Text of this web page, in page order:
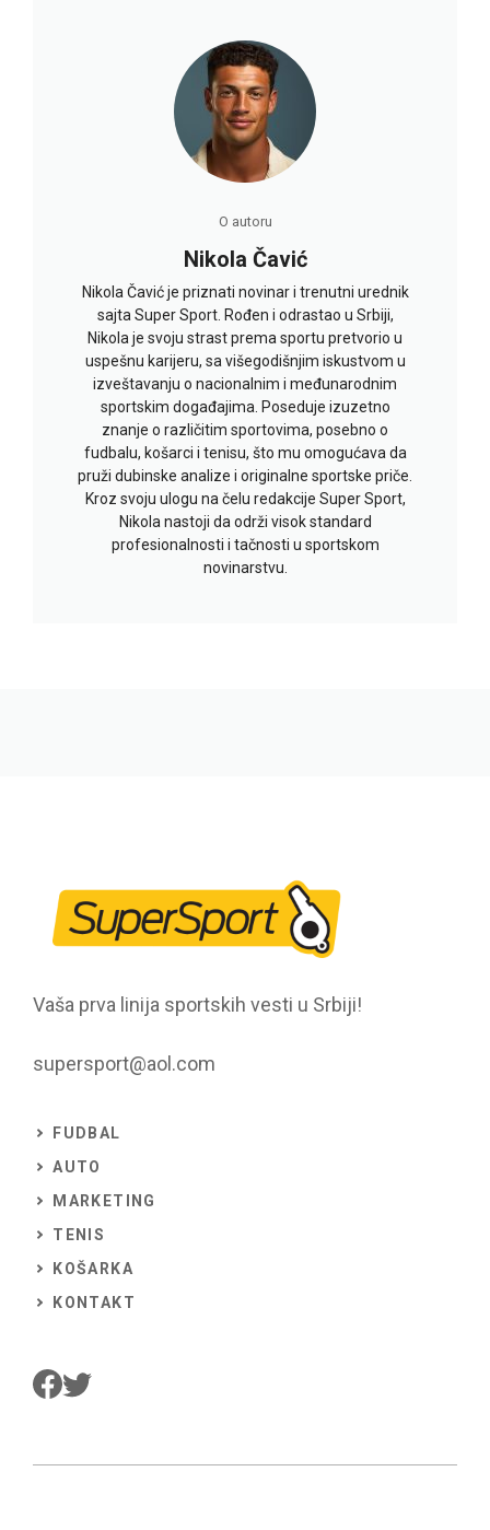
O autoru
Nikola Čavić
Nikola Čavić je priznati novinar i trenutni urednik
sajta Super Sport. Rođen i odrastao u Srbiji,
Nikola je svoju strast prema sportu pretvorio u
uspešnu karijeru, sa višegodišnjim iskustvom u
izveštavanju o nacionalnim i međunarodnim
sportskim događajima. Poseduje izuzetno
znanje o različitim sportovima, posebno o
fudbalu, košarci i tenisu, što mu omogućava da
pruži dubinske analize i originalne sportske priče.
Kroz svoju ulogu na čelu redakcije Super Sport,
Nikola nastoji da održi visok standard
profesionalnosti i tačnosti u sportskom
novinarstvu.
Vaša prva linija sportskih vesti u Srbiji!
supersport@aol.com
FUDBAL
AUTO
MARKETING
TENIS
KOŠARKA
KONTAKT